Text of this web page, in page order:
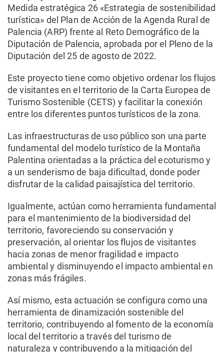
Medida estratégica 26 «Estrategia de sostenibilidad
turística» del Plan de Acción de la Agenda Rural de
Palencia (ARP) frente al Reto Demográfico de la
Diputación de Palencia, aprobada por el Pleno de la
Diputación del 25 de agosto de 2022.
Este proyecto tiene como objetivo ordenar los flujos
de visitantes en el territorio de la Carta Europea de
Turismo Sostenible (CETS) y facilitar la conexión
entre los diferentes puntos turísticos de la zona.
Las infraestructuras de uso público son una parte
fundamental del modelo turístico de la Montaña
Palentina orientadas a la práctica del ecoturismo y
a un senderismo de baja dificultad, donde poder
disfrutar de la calidad paisajística del territorio.
Igualmente, actúan como herramienta fundamental
para el mantenimiento de la biodiversidad del
territorio, favoreciendo su conservación y
preservación, al orientar los flujos de visitantes
hacia zonas de menor fragilidad e impacto
ambiental y disminuyendo el impacto ambiental en
zonas más frágiles.
Así mismo, esta actuación se configura como una
herramienta de dinamización sostenible del
territorio, contribuyendo al fomento de la economía
local del territorio a través del turismo de
naturaleza y contribuyendo a la mitigación del